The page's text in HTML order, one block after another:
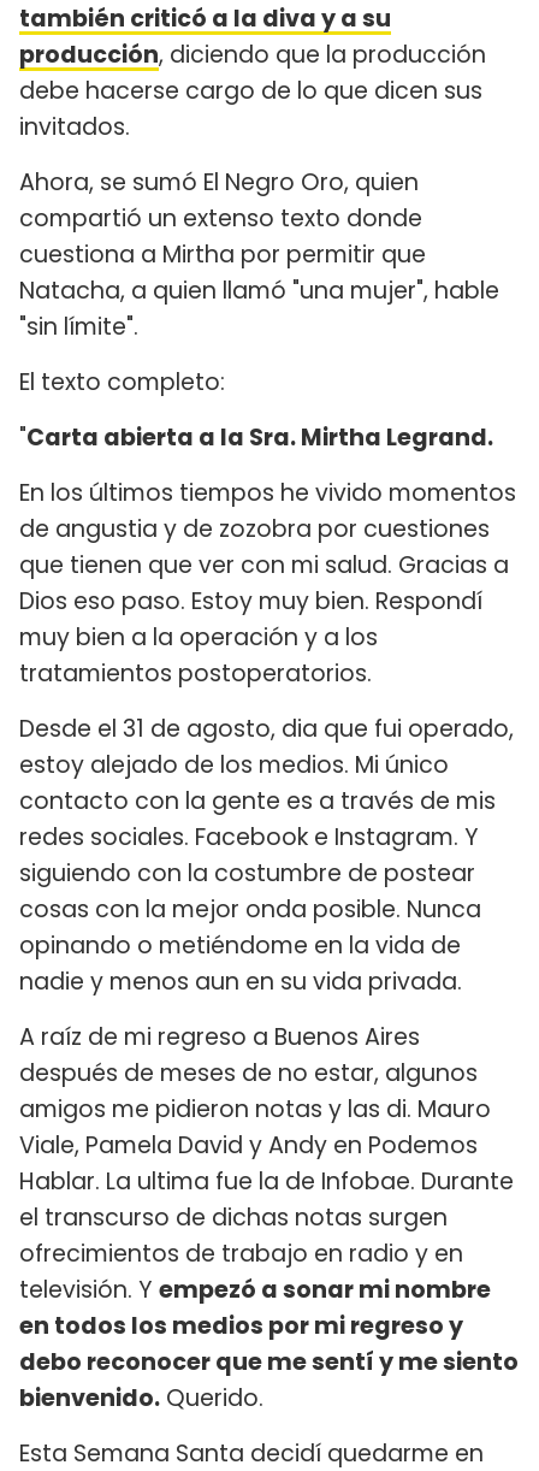
también criticó a la diva y a su
producción, diciendo que la producción
debe hacerse cargo de lo que dicen sus
invitados.
Ahora, se sumó El Negro Oro, quien
compartió un extenso texto donde
cuestiona a Mirtha por permitir que
Natacha, a quien llamó "una mujer", hable
"sin límite".
El texto completo:
"Carta abierta a la Sra. Mirtha Legrand.
En los últimos tiempos he vivido momentos
de angustia y de zozobra por cuestiones
que tienen que ver con mi salud. Gracias a
Dios eso paso. Estoy muy bien. Respondí
muy bien a la operación y a los
tratamientos postoperatorios.
Desde el 31 de agosto, dia que fui operado,
estoy alejado de los medios. Mi único
contacto con la gente es a través de mis
redes sociales. Facebook e Instagram. Y
siguiendo con la costumbre de postear
cosas con la mejor onda posible. Nunca
opinando o metiéndome en la vida de
nadie y menos aun en su vida privada.
A raíz de mi regreso a Buenos Aires
después de meses de no estar, algunos
amigos me pidieron notas y las di. Mauro
Viale, Pamela David y Andy en Podemos
Hablar. La ultima fue la de Infobae. Durante
el transcurso de dichas notas surgen
ofrecimientos de trabajo en radio y en
televisión. Y empezó a sonar mi nombre
en todos los medios por mi regreso y
debo reconocer que me sentí y me siento
bienvenido. Querido.
Esta Semana Santa decidí quedarme en